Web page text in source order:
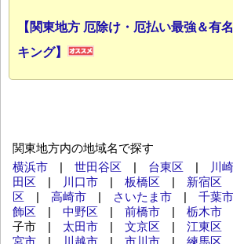
【関東地方 厄除け・厄払い最強＆有
キング】
関東地方内の地域名で探す
横浜市 | 世田谷区 | 台東区 | 川
田区 | 川口市 | 板橋区 | 新宿区
区 | 高崎市 | さいたま市 | 千葉市
飾区 | 中野区 | 前橋市 | 栃木市
子市 | 太田市 | 文京区 | 江東区
宮市 | 川越市 | 市川市 | 練馬区